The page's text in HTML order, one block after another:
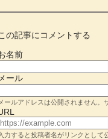
の記事にコメントする
名前
メール
メールアドレスは公開されません。
入力すると投稿者名がリンクとして